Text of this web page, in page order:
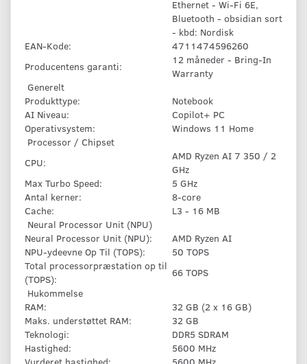
Ethernet - Wi-Fi 6E,
Bluetooth - obsidian sort
- kbd: Nordisk
EAN-Kode:
4711474596260
Producentens garanti:
12 måneder - Bring-In
Warranty
Generelt
Produkttype:
Notebook
AI Niveau:
Copilot+ PC
Operativsystem:
Windows 11 Home
Processor / Chipset
CPU:
AMD Ryzen AI 7 350 / 2
GHz
Max Turbo Speed:
5 GHz
Antal kerner:
8-core
Cache:
L3 - 16 MB
Neural Processor Unit (NPU)
Neural Processor Unit (NPU):
AMD Ryzen AI
NPU-ydeevne Op Til (TOPS):
50 TOPS
Total processorpræstation op til
(TOPS):
66 TOPS
Hukommelse
RAM:
32 GB (2 x 16 GB)
Maks. understøttet RAM:
32 GB
Teknologi:
DDR5 SDRAM
Hastighed:
5600 MHz
Vurderet hastighed:
5600 MHz